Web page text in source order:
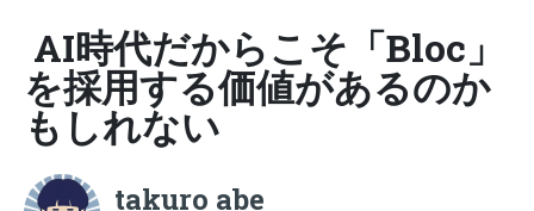
AI時代だからこそ「Bloc」
を採用する価値があるのか
もしれない
takuro abe